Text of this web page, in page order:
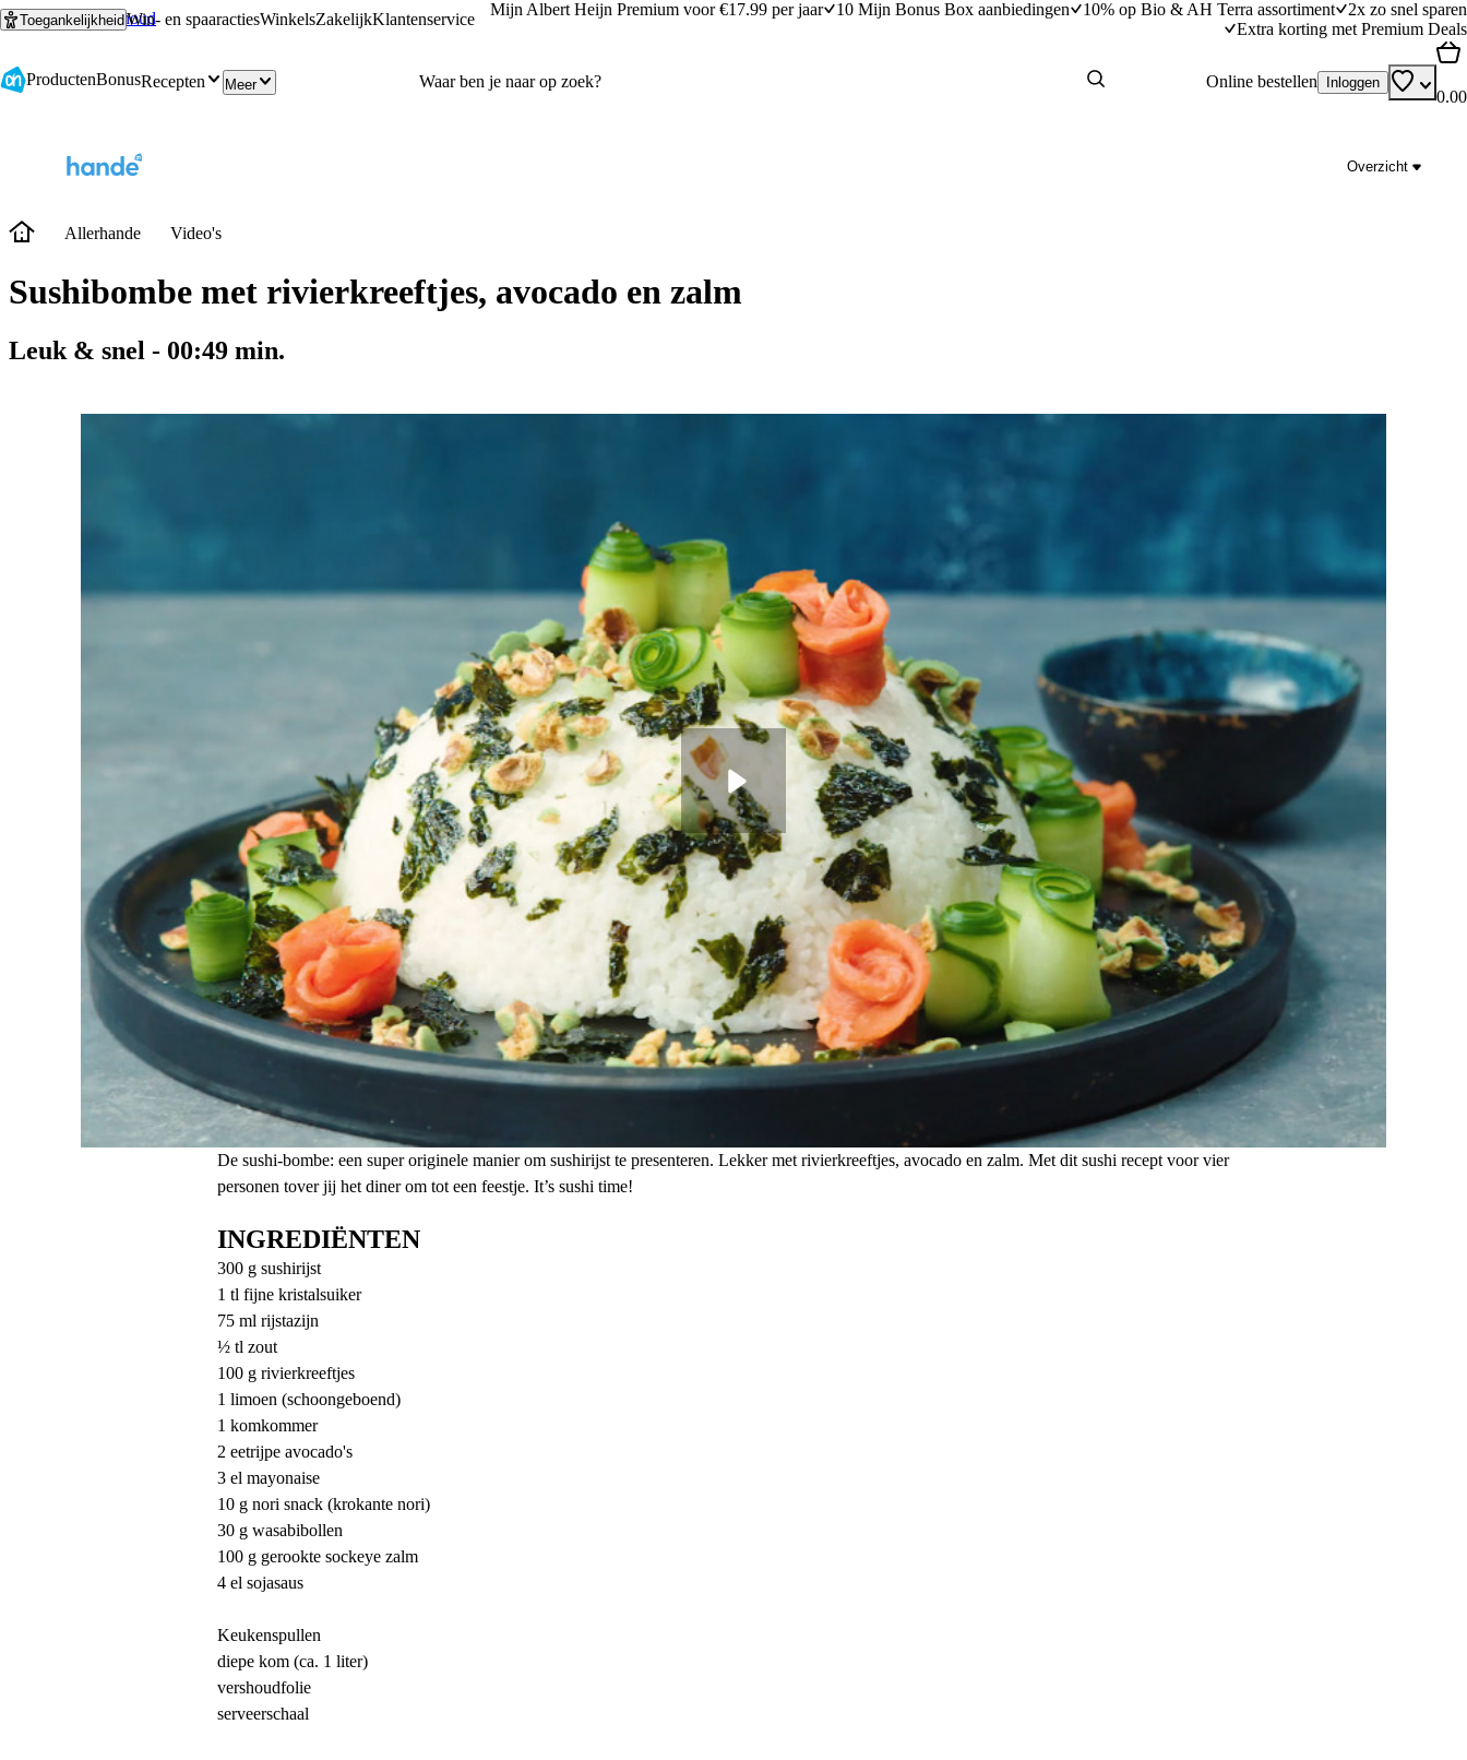
Ga naar hoofdinhoud
Ga naar zoeken
ToegankelijkheidWin- en spaaractiesWinkelsZakelijkKlantenservice
Mijn Albert Heijn Premium voor €17.99 per jaar 10 Mijn Bonus Box aanbiedingen 10% op Bio & AH Terra assortiment
2x zo snel sparen
Extra korting met Premium Deals
ProductenBonusRecepten Meer Online bestellen Inloggen
0.00
Overzicht
Allerhande Video's
Sushibombe met rivierkreeftjes, avocado en zalm
Leuk & snel - 00:49 min.
De sushi-bombe: een super originele manier om sushirijst te presenteren. Lekker met rivierkreeftjes, avocado en zalm. Met dit sushi recept voor vier
personen tover jij het diner om tot een feestje. It’s sushi time!
INGREDIËNTEN
300 g sushirijst
1 tl fijne kristalsuiker
75 ml rijstazijn
½ tl zout
100 g rivierkreeftjes
1 limoen (schoongeboend)
1 komkommer
2 eetrijpe avocado's
3 el mayonaise
10 g nori snack (krokante nori)
30 g wasabibollen
100 g gerookte sockeye zalm
4 el sojasaus
Keukenspullen
diepe kom (ca. 1 liter)
vershoudfolie
serveerschaal